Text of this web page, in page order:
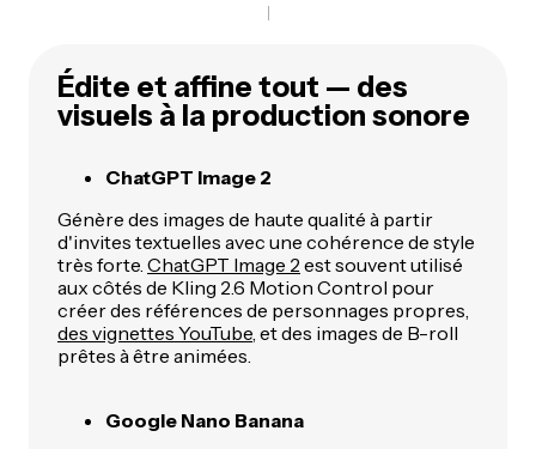
Édite et affine tout — des
visuels à la production sonore
ChatGPT Image 2
Génère des images de haute qualité à partir
d'invites textuelles avec une cohérence de style
très forte. ChatGPT Image 2 est souvent utilisé
aux côtés de Kling 2.6 Motion Control pour
créer des références de personnages propres,
des vignettes YouTube, et des images de B-roll
prêtes à être animées.
Google Nano Banana